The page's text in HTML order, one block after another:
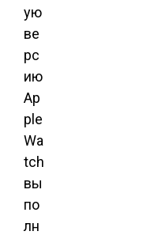
ую
ве
рс
ию
Ap
ple
Wa
tch
вы
по
лн